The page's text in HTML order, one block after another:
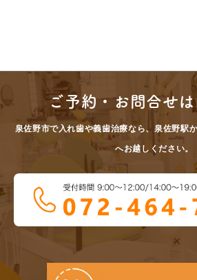
ご予約・お問合せ
泉佐野市で入れ歯や義歯治療なら、泉佐野駅
へお越しください。